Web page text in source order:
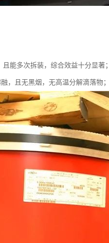
能多次拆装，综合效益十分显著；
，且无黑烟，无高温分解滴落物；